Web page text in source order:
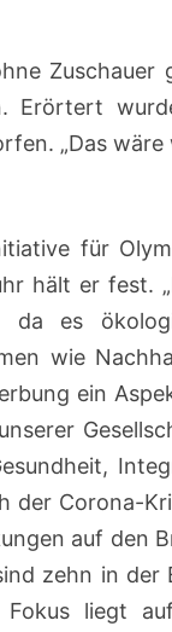
Erörtert
„Das
für
hält er fest.
es
wie
ein
der Corona-
auf den
zehn in der
liegt